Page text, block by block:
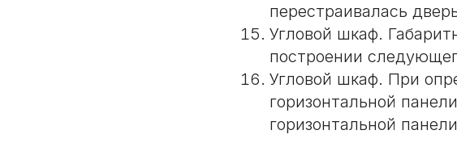
перестраивалась
Угловой шкаф.
построении
Угловой шкаф. При
горизонтальной
горизонтальной